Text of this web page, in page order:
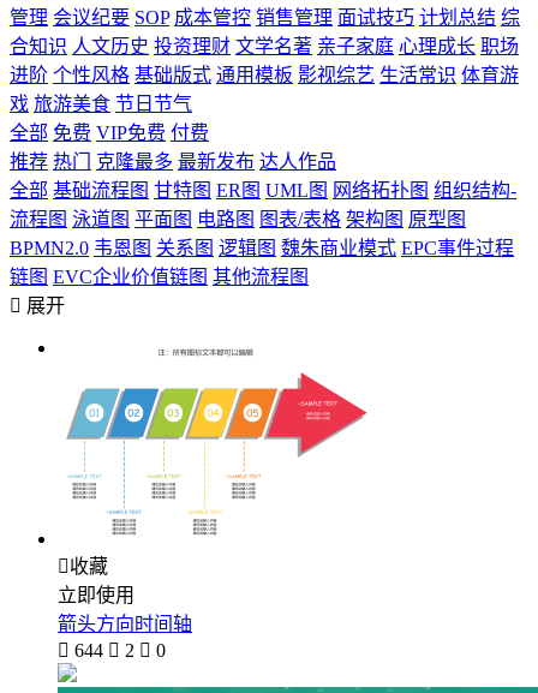
管理 会议纪要 SOP 成本管控 销售管理 面试技巧 计划总结 综
合知识 人文历史 投资理财 文学名著 亲子家庭 心理成长 职场
进阶 个性风格 基础版式 通用模板 影视综艺 生活常识 体育游
戏 旅游美食 节日节气
全部 免费 VIP免费 付费
推荐 热门 克隆最多 最新发布 达人作品
全部 基础流程图 甘特图 ER图 UML图 网络拓扑图 组织结构-
流程图 泳道图 平面图 电路图 图表/表格 架构图 原型图
BPMN2.0 韦恩图 关系图 逻辑图 魏朱商业模式 EPC事件过程
链图 EVC企业价值链图 其他流程图
 展开
收藏
立即使用
箭头方向时间轴
 644  2  0